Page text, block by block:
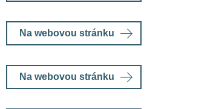
Na webovou stránku
Na webovou stránku